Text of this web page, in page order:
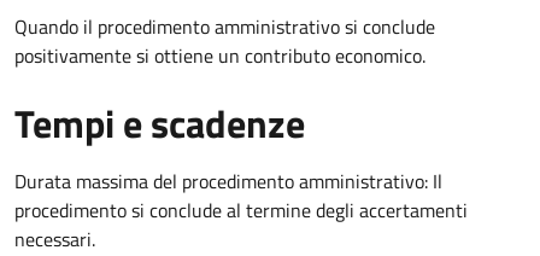
Quando il procedimento amministrativo si conclude
positivamente si ottiene un contributo economico.
Tempi e scadenze
Durata massima del procedimento amministrativo: Il
procedimento si conclude al termine degli accertamenti
necessari.